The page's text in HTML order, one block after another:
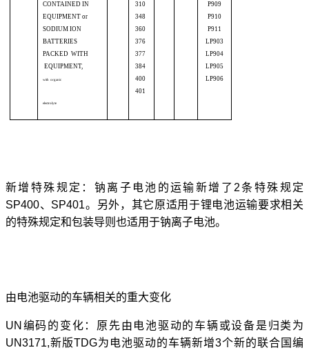
CONTAINED IN
EQUIPMENT or
SODIUM ION
BATTERIES
PACKED WITH
EQUIPMENT,
with organic
electrolyte
310
348
360
376
377
384
400
401
P909
P910
P911
LP903
LP904
LP905
LP906
新增特殊规定：钠离子电池的运输新增了 2条特殊规定
SP400、SP401。另外，其它原适用于锂电池运输要求相关
的特殊规定和包装导则也适用于钠离子电池。
由电池驱动的车辆相关的重大变化
UN编码的变化：原先由电池驱动的车辆或设备是归类为
UN3171,新版TDG为电池驱动的车辆新增3个新的联合国编